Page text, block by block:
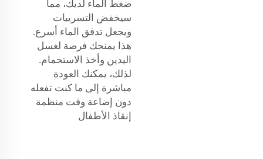
ضغط الماء لديك، مما
سيخفض التسريبات
ويجعل تدفق الماء أسرع.
هذا يمنحك فرصة لغسل
اليدين وأخذ الاستحمام.
لذلك، يمكنك العودة
مباشرة إلى ما كنت تفعله
دون إضاعة وقت منظمة
إنقاذ الأطفال